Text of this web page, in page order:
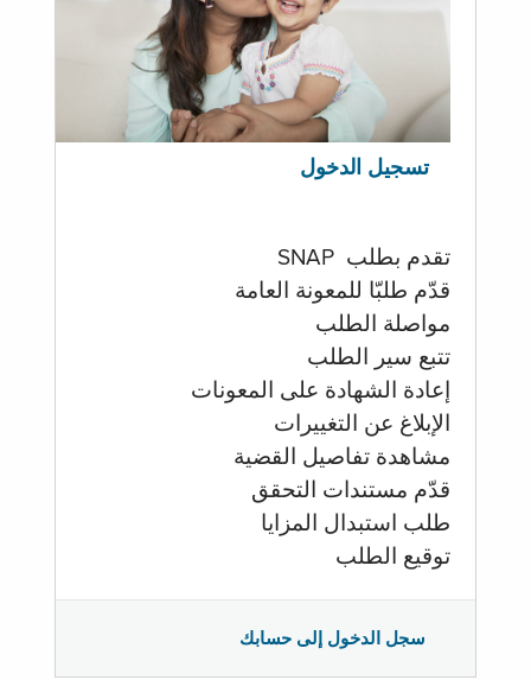
تسجيل الدخول
تقدم بطلب SNAP
قدّم طلبّا للمعونة العامة
مواصلة الطلب
تتبع سير الطلب
إعادة الشهادة على المعونات
الإبلاغ عن التغييرات
مشاهدة تفاصيل القضية
قدّم مستندات التحقق
طلب استبدال المزايا
توقيع الطلب
سجل الدخول إلى حسابك